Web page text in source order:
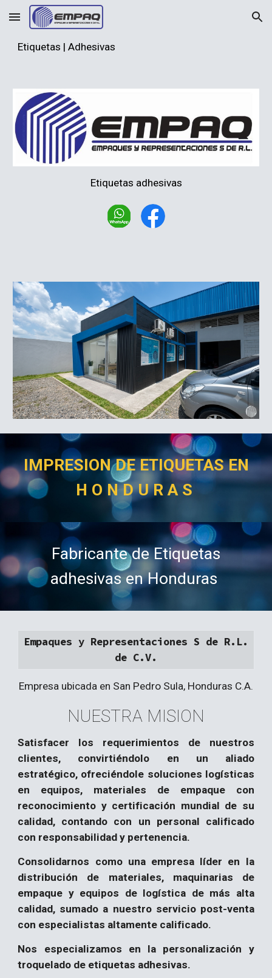
Skip to main content Skip to navigation
Etiquetas | Adhesivas
Etiquetas adhesivas
IMPRESION DE ETIQUETAS EN
H O N D U R A S
Fabricante de Etiquetas
adhesivas en Honduras
Empaques y Representaciones S de R.L.
de C.V.
Empresa ubicada en San Pedro Sula, Honduras C.A.
NUESTRA MISION
Satisfacer los requerimientos de nuestros
clientes, convirtiéndolo en un aliado
estratégico, ofreciéndole soluciones logísticas
en equipos, materiales de empaque con
reconocimiento y certificación mundial de su
calidad, contando con un personal calificado
con responsabilidad y pertenencia.
Consolidarnos como una empresa líder en la
distribución de materiales, maquinarias de
empaque y equipos de logística de más alta
calidad, sumado a nuestro servicio post-venta
con especialistas altamente calificado.
Nos especializamos en la personalización y
troquelado de etiquetas adhesivas.